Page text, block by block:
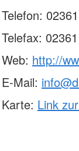
Telefon:
Telefax:
Web: http://
E-Mail:
Karte: Link